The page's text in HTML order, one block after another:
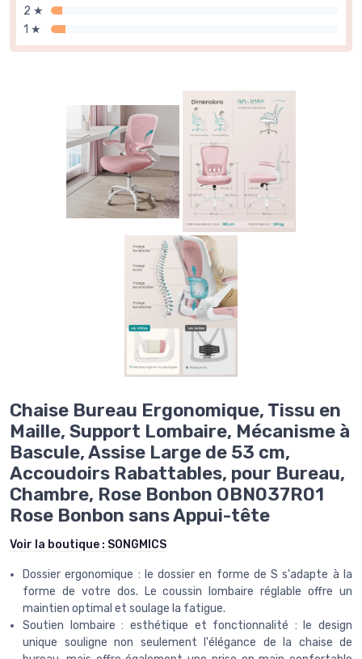
2 ★
1 ★
Chaise Bureau Ergonomique, Tissu en
Maille, Support Lombaire, Mécanisme à
Bascule, Assise Large de 53 cm,
Accoudoirs Rabattables, pour Bureau,
Chambre, Rose Bonbon OBN037R01
Rose Bonbon sans Appui-tête
Voir la boutique : SONGMICS
Dossier ergonomique : le dossier en forme de S s'adapte à la
forme de votre dos. Le coussin lombaire réglable offre un
maintien optimal et soulage la fatigue.
Soutien lombaire : esthétique et fonctionnalité : le design
unique souligne non seulement l'élégance de la chaise de